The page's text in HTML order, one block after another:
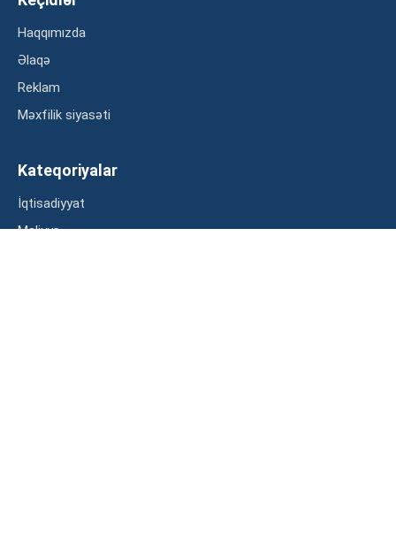
Haqqımızda
Əlaqə
Reklam
Məxfilik siyasəti
Kateqoriyalar
İqtisadiyyat
Maliyyə